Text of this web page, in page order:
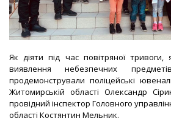
Як діяти під час повітряної
виявлення небезпечних
продемонстрували поліцейські
Житомирській області Олександр
провідний інспектор Головного
області Костянтин Мельник.